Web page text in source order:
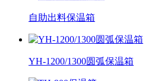
自助出料保温箱
YH-1200/1300圆弧保温箱